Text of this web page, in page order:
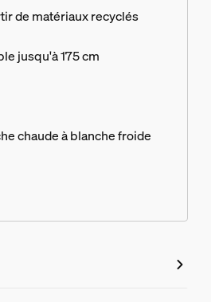
de matériaux recyclés
jusqu'à 175 cm
chaude à blanche froide